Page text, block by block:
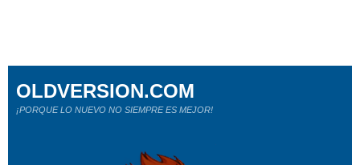
OLDVERSION.COM
¡PORQUE LO NUEVO NO SIEMPRE ES MEJOR!